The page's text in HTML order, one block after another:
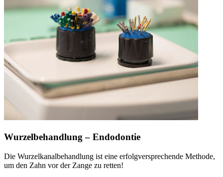
Wurzelbehandlung – Endodontie
Die Wurzelkanalbehandlung ist eine erfolgversprechende Methode,
um den Zahn vor der Zange zu retten!